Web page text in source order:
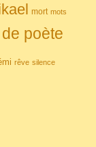
mort mots
poète
rêve silence